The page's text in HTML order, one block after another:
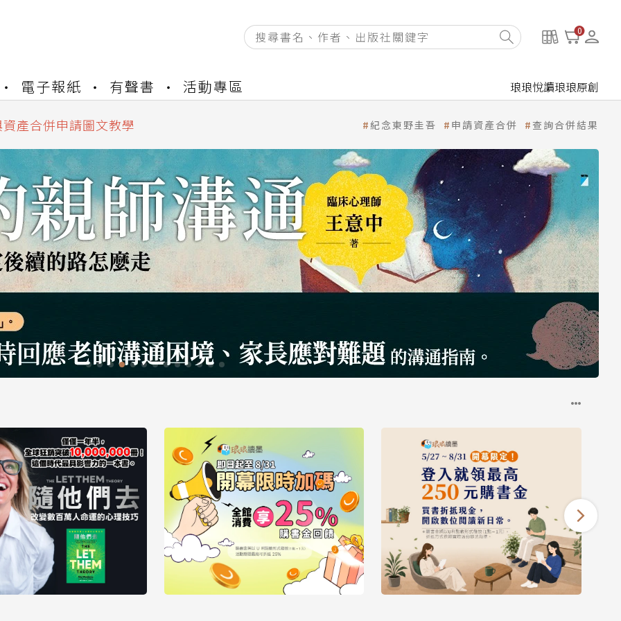
0
電子報紙 有聲書 活動專區 琅琅悅讀琅琅原創
開通申請
產合併申請圖文教學
開通申請
紀念東野圭吾 申請資產合併 查詢合併結果